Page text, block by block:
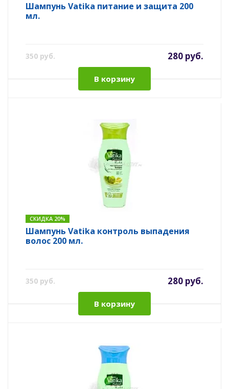
Шампунь Vatika питание и защита 200
мл.
350 руб. 280 руб.
В корзину
СКИДКА 20%
Шампунь Vatika контроль выпадения
волос 200 мл.
350 руб. 280 руб.
В корзину